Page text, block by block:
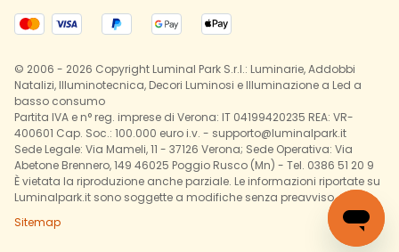
© 2006 - 2026 Copyright Luminal Park S.r.l.: Luminarie, Addobbi
Natalizi, Illuminotecnica, Decori Luminosi e Illuminazione a Led a
basso consumo
Partita IVA e n° reg. imprese di Verona: IT 04199420235 REA: VR-
400601 Cap. Soc.: 100.000 euro i.v. - supporto@luminalpark.it
Sede Legale: Via Mameli, 11 - 37126 Verona; Sede Operativa: Via
Abetone Brennero, 149 46025 Poggio Rusco (Mn) - Tel. 0386 51 20 9
È vietata la riproduzione anche parziale. Le informazioni riportate su
Luminalpark.it sono soggette a modifiche senza preavviso.
Sitemap